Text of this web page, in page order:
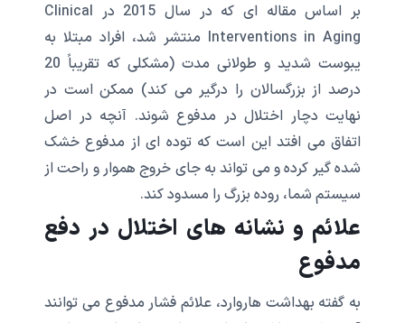
بر اساس مقاله ای که در سال 2015 در Clinical
Interventions in Aging منتشر شد، افراد مبتلا به
یبوست شدید و طولانی مدت (مشکلی که تقریباً 20
درصد از بزرگسالان را درگیر می کند) ممکن است در
نهایت دچار اختلال در مدفوع شوند. آنچه در اصل
اتفاق می افتد این است که توده ای از مدفوع خشک
شده گیر کرده و می تواند به جای خروج هموار و راحت از
سیستم شما، روده بزرگ را مسدود کند.
علائم و نشانه های اختلال در دفع
مدفوع
به گفته بهداشت هاروارد، علائم فشار مدفوع می توانند